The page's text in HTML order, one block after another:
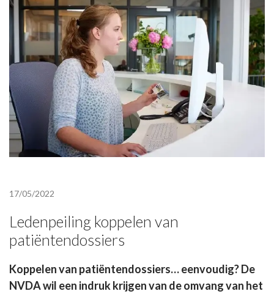
17/05/2022
Ledenpeiling koppelen van
patiëntendossiers
Koppelen van patiëntendossiers… eenvoudig? De
NVDA wil een indruk krijgen van de omvang van het